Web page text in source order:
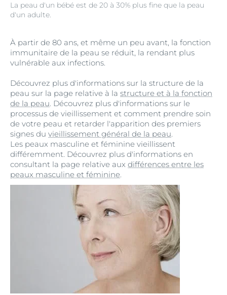
La peau d'un bébé est de 20 à 30% plus fine que la peau
d'un adulte.
À partir de 80 ans, et même un peu avant, la fonction
immunitaire de la peau se réduit, la rendant plus
vulnérable aux infections.
Découvrez plus d'informations sur la structure de la
peau sur la page relative à la structure et à la fonction
de la peau. Découvrez plus d'informations sur le
processus de vieillissement et comment prendre soin
de votre peau et retarder l'apparition des premiers
signes du vieillissement général de la peau.
Les peaux masculine et féminine vieillissent
différemment. Découvrez plus d'informations en
consultant la page relative aux différences entre les
peaux masculine et féminine.